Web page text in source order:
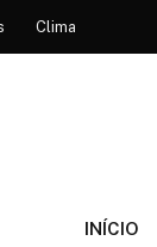
Clima
INÍCIO